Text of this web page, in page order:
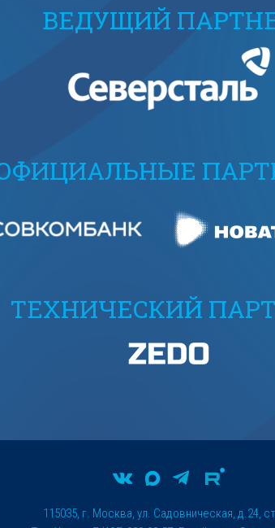
ВЕДУЩИЙ
ТЕХНИЧЕСКИЙ
115035, г. Москва, ул. Садовническая, д.24,